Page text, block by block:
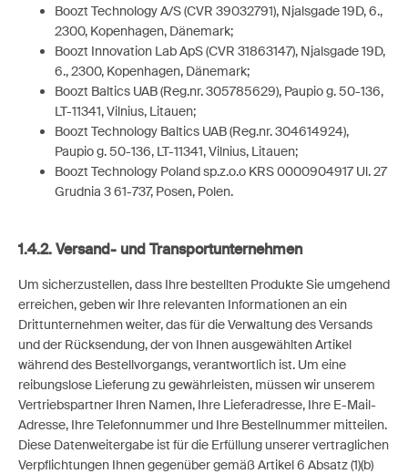
Boozt Technology A/S (CVR 39032791), Njalsgade 19D, 6.,
2300, Kopenhagen, Dänemark;
Boozt Innovation Lab ApS (CVR 31863147), Njalsgade 19D,
6., 2300, Kopenhagen, Dänemark;
Boozt Baltics UAB (Reg.nr. 305785629), Paupio g. 50-136,
LT-11341, Vilnius, Litauen;
Boozt Technology Baltics UAB (Reg.nr. 304614924),
Paupio g. 50-136, LT-11341, Vilnius, Litauen;
Boozt Technology Poland sp.z.o.o KRS 0000904917 Ul. 27
Grudnia 3 61-737, Posen, Polen.
1.4.2. Versand- und Transportunternehmen
Um sicherzustellen, dass Ihre bestellten Produkte Sie umgehend
erreichen, geben wir Ihre relevanten Informationen an ein
Drittunternehmen weiter, das für die Verwaltung des Versands
und der Rücksendung, der von Ihnen ausgewählten Artikel
während des Bestellvorgangs, verantwortlich ist. Um eine
reibungslose Lieferung zu gewährleisten, müssen wir unserem
Vertriebspartner Ihren Namen, Ihre Lieferadresse, Ihre E-Mail-
Adresse, Ihre Telefonnummer und Ihre Bestellnummer mitteilen.
Diese Datenweitergabe ist für die Erfüllung unserer vertraglichen
Verpflichtungen Ihnen gegenüber gemäß Artikel 6 Absatz (1)(b)